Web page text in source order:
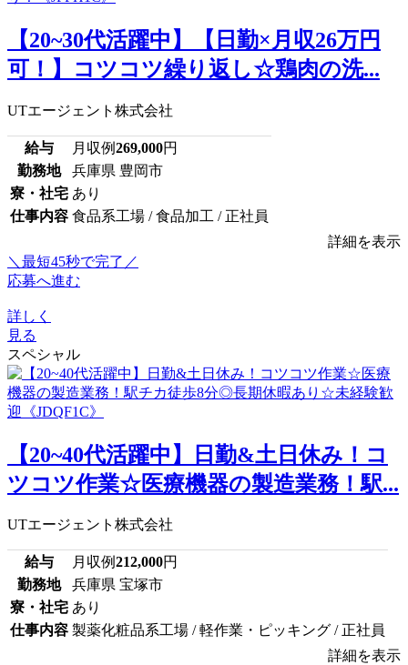
【20~30代活躍中】【日勤×月収26万円
可！】コツコツ繰り返し☆鶏肉の洗...
UTエージェント株式会社
給与 月収例269,000円
勤務地
兵庫県 豊岡市
寮・社宅 あり
仕事内容 食品系工場 / 食品加工 / 正社員
詳細を表示
＼最短45秒で完了／
応募へ進む
詳しく
見る
スペシャル
【20~40代活躍中】日勤&土日休み！コ
ツコツ作業☆医療機器の製造業務！駅...
UTエージェント株式会社
給与 月収例212,000円
勤務地
兵庫県 宝塚市
寮・社宅 あり
仕事内容 製薬化粧品系工場 / 軽作業・ピッキング / 正社員
詳細を表示